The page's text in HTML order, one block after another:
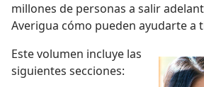
millones de personas a salir
Averigua cómo pueden ayudarte a
Este volumen incluye las
siguientes secciones: